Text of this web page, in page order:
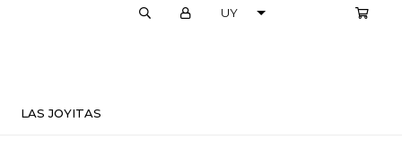
LAS JOYITAS